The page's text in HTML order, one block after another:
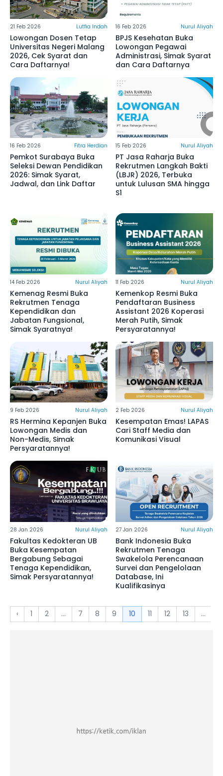
21 Feb 2026 Lutfia Indah
Lowongan Dosen Tetap
Universitas Negeri Malang
2026, Cek Syarat dan
Cara Daftarnya!
16 Feb 2026 Nurul Aliyah
BPJS Kesehatan Buka
Lowongan Pegawai
Administrasi, Simak Syarat
dan Cara Daftarnya
16 Feb 2026 Fitra Herdian
Pemkot Surabaya Buka
Seleksi Dewan Pendidikan
2026: Simak Syarat,
Jadwal, dan Link Daftar
15 Feb 2026 Nurul Aliyah
PT Jasa Raharja Buka
Rekrutmen Langkah Bakti
(LBJR) 2026, Terbuka
untuk Lulusan SMA hingga
S1
14 Feb 2026 Nurul Aliyah
Kemenag Resmi Buka
Rekrutmen Tenaga
Kependidikan dan
Jabatan Fungsional,
Simak Syaratnya!
11 Feb 2026 Nurul Aliyah
Kemenkop Resmi Buka
Pendaftaran Business
Assistant 2026 Koperasi
Merah Putih, Simak
Persyaratannya!
9 Feb 2026 Nurul Aliyah
RS Hermina Kepanjen Buka
Lowongan Medis dan
Non-Medis, Simak
Persyaratannya!
2 Feb 2026 Nurul Aliyah
Kesempatan Emas! LAPAS
Cari Staff Media dan
Komunikasi Visual
28 Jan 2026 Nurul Aliyah
Fakultas Kedokteran UB
Buka Kesempatan
Bergabung Sebagai
Tenaga Kependidikan,
Simak Persyaratannya!
27 Jan 2026 Nurul Aliyah
Bank Indonesia Buka
Rekrutmen Tenaga
Swakelola Perencanaan
Survei dan Pengelolaan
Database, Ini
Kualifikasinya
‹ 1 2 ... 7 8 9 10 11 12 13 ...